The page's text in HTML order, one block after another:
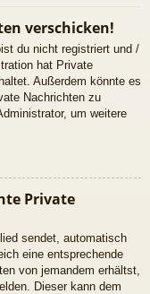
verschicken!
du nicht registriert und /
hat Private
Außerdem könnte es
Nachrichten zu
um weitere
Private
sendet, automatisch
eine entsprechende
von jemandem erhältst,
Dieser kann dem